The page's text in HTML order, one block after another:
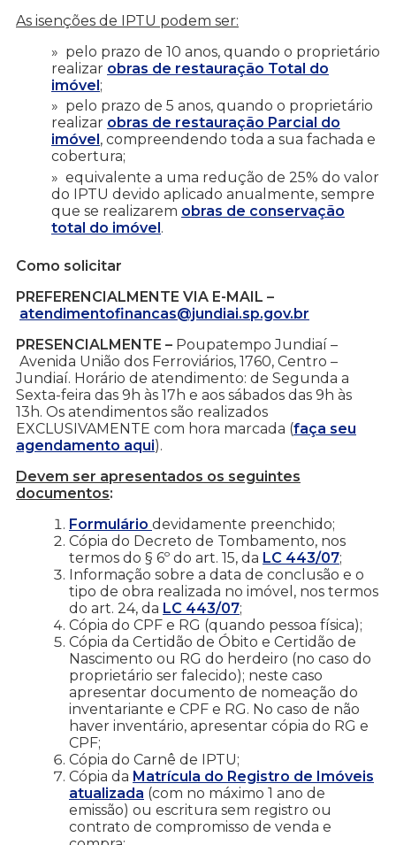
As isenções de IPTU podem ser:
pelo prazo de 10 anos, quando o proprietário
realizar obras de restauração Total do
imóvel;
pelo prazo de 5 anos, quando o proprietário
realizar obras de restauração Parcial do
imóvel , compreendendo toda a sua fachada e
cobertura;
equivalente a uma redução de 25% do valor
do IPTU devido aplicado anualmente, sempre
que se realizarem obras de conservação
total do imóvel .
Como solicitar
PREFERENCIALMENTE VIA E-MAIL –
atendimentofinancas@jundiai.sp.gov.br
PRESENCIALMENTE – Poupatempo Jundiaí –
Avenida União dos Ferroviários, 1760, Centro –
Jundiaí. Horário de atendimento: de Segunda a
Sexta-feira das 9h às 17h e aos sábados das 9h às
13h. Os atendimentos são realizados
EXCLUSIVAMENTE com hora marcada (faça seu
agendamento aqui).
Devem ser apresentados os seguintes
documentos:
Formulário devidamente preenchido;
Cópia do Decreto de Tombamento, nos
termos do § 6º do art. 15, da LC 443/07;
Informação sobre a data de conclusão e o
tipo de obra realizada no imóvel, nos termos
do art. 24, da LC 443/07;
Cópia do CPF e RG (quando pessoa física);
Cópia da Certidão de Óbito e Certidão de
Nascimento ou RG do herdeiro (no caso do
proprietário ser falecido); neste caso
apresentar documento de nomeação do
inventariante e CPF e RG. No caso de não
haver inventário, apresentar cópia do RG e
CPF;
Cópia do Carnê de IPTU;
Cópia da Matrícula do Registro de Imóveis
atualizada (com no máximo 1 ano de
emissão) ou escritura sem registro ou
contrato de compromisso de venda e